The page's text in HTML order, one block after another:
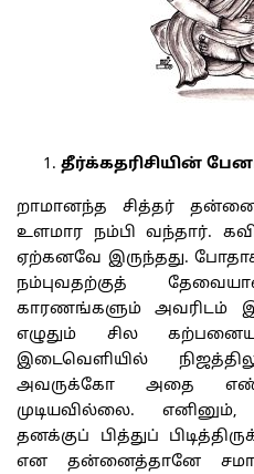
தீர்க்கதரிசியின்
றாமானந்த சித்தர் தன்னை
உளமார நம்பி வந்தார்.
ஏற்கனவே இருந்தது.
நம்புவதற்குத்
காரணங்களும் அவரிடம்
எழுதும் சில
இடைவெளியில்
அவருக்கோ அதை
முடியவில்லை.
தனக்குப் பித்துப்
என தன்னைத்தானே